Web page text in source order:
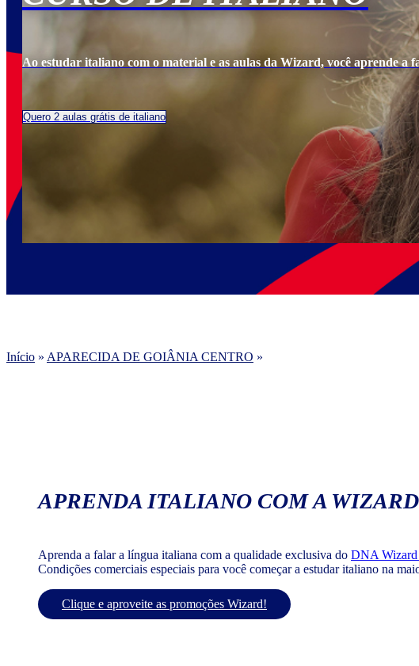
Ao estudar italiano com o material e as aulas da Wizard, você aprende
Quero 2 aulas grátis de italiano
Início » APARECIDA DE GOIÂNIA CENTRO »
APRENDA ITALIANO COM A WIZARD
Aprenda a falar a língua italiana com a qualidade exclusiva do DNA Wizard
Condições comerciais especiais para você começar a estudar italiano na
Clique e aproveite as promoções Wizard!